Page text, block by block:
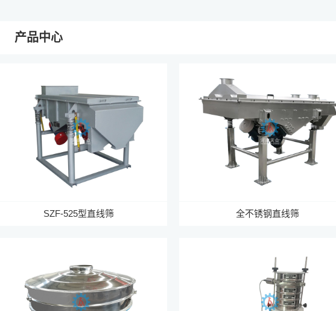
产品中心
SZF-525型直线筛 全不锈钢直线筛